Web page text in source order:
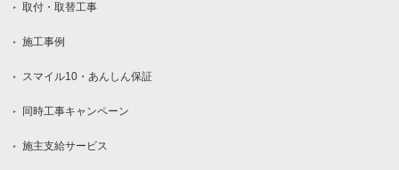
取付・取替工事
施工事例
スマイル10・あんしん保証
同時工事キャンペーン
施主支給サービス